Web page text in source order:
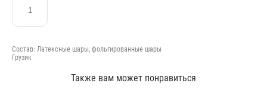
Состав: Латексные шары, фольгированные шары
Грузик
Также вам может понравиться